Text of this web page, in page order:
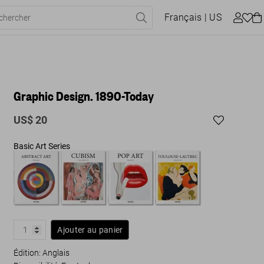
Français | US
Graphic Design. 1890-Today
US$ 20
Basic Art Series
Ajouter au panier
Édition: Anglais